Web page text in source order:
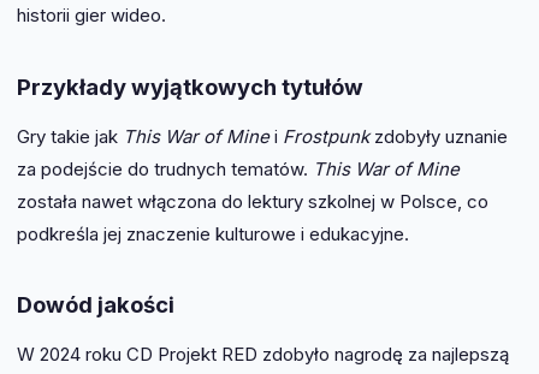
historii gier wideo.
Przykłady wyjątkowych tytułów
Gry takie jak This War of Minei Frostpunkzdobyły uznanie
za podejście do trudnych tematów. This War of Mine
została nawet włączona do lektury szkolnej w Polsce, co
podkreśla jej znaczenie kulturowe i edukacyjne.
Dowód jakości
W 2024 roku CD Projekt RED zdobyło nagrodę za najlepszą